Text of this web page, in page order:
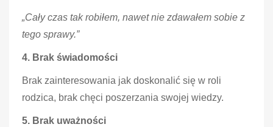
„Cały czas tak robiłem, nawet nie zdawałem sobie z
tego sprawy.”
4. Brak świadomości
Brak zainteresowania jak doskonalić się w roli
rodzica, brak chęci poszerzania swojej wiedzy.
5. Brak uważności